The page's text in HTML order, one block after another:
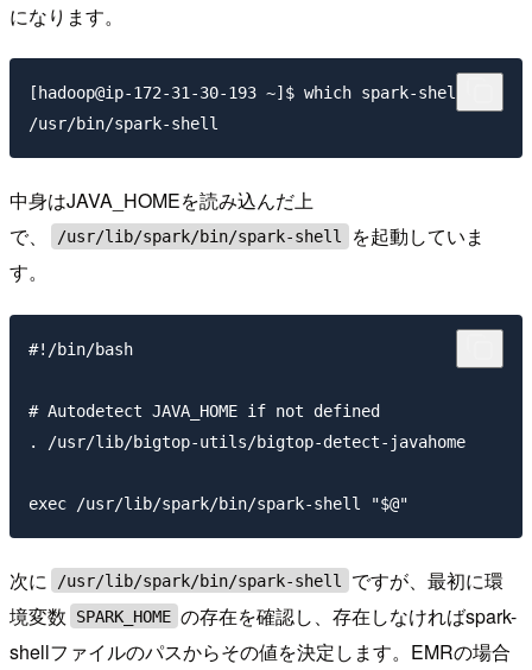
になります。
[hadoop@ip-172-31-30-193 ~]$ which spark-shell
中身はJAVA_HOMEを読み込んだ上
で、
/usr/lib/spark/bin/spark-shell
を起動していま
す。
#!/bin/bash
# Autodetect JAVA_HOME if not defined
. /usr/lib/bigtop-utils/bigtop-detect-javahome
次に /usr/lib/spark/bin/spark-shell
ですが、最初に環
境変数
SPARK_HOME の存在を確認し、存在しなければspark-
shellファイルのパスからその値を決定します。EMRの場合